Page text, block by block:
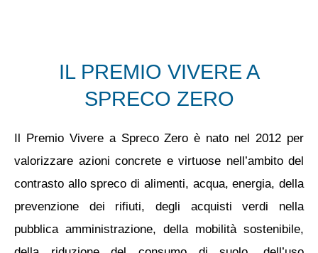
IL PREMIO VIVERE A
SPRECO ZERO
Il Premio Vivere a Spreco Zero è nato nel 2012 per
valorizzare azioni concrete e virtuose nell’ambito del
contrasto allo spreco di alimenti, acqua, energia, della
prevenzione dei rifiuti, degli acquisti verdi nella
pubblica amministrazione, della mobilità sostenibile,